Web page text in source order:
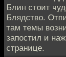
Блин стоит
Блядство.
там темы
запостил и
странице.